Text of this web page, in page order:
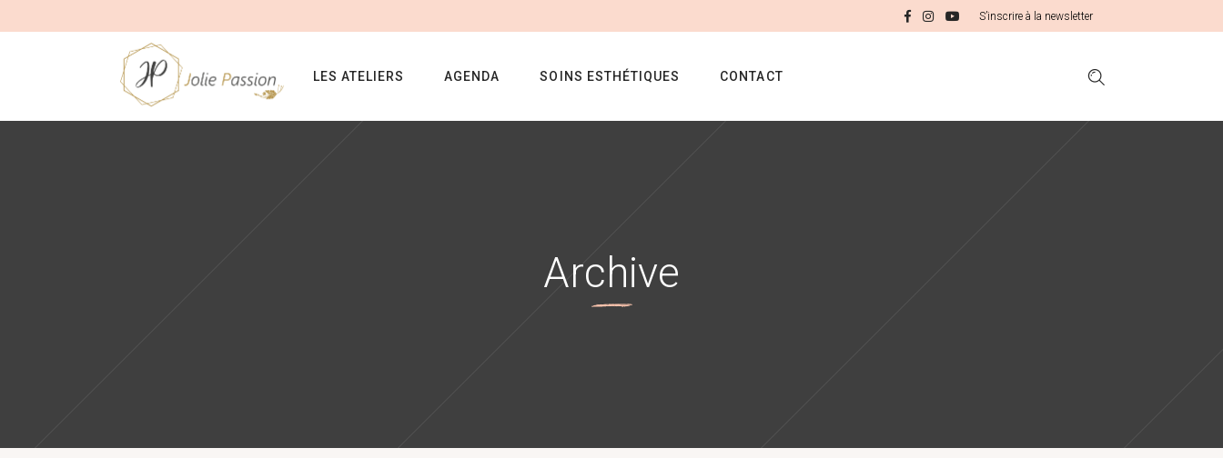
S’inscrire à la newsletter
LES ATELIERS AGENDA SOINS ESTHÉTIQUES CONTACT
Archive